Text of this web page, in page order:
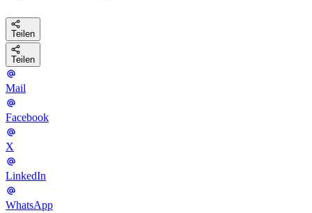
Teilen
Teilen
Mail
Facebook
X
LinkedIn
WhatsApp